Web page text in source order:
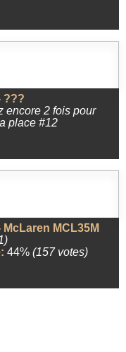
???
encore 2 fois pour
place #12
McLaren MCL35M
44% (157 votes)